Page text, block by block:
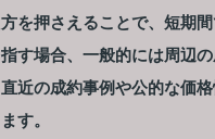
を押さえることで、短期
す場合、一般的には周辺
近の成約事例や公的な価
す。